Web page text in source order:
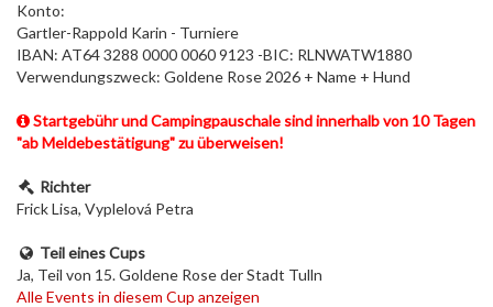
Konto:
Gartler-Rappold Karin - Turniere
IBAN: AT64 3288 0000 0060 9123 -BIC: RLNWATW1880
Verwendungszweck: Goldene Rose 2026 + Name + Hund
Startgebühr und Campingpauschale sind innerhalb von 10 Tagen
"ab Meldebestätigung" zu überweisen!
Richter
Frick Lisa, Vyplelová Petra
Teil eines Cups
Ja, Teil von 15. Goldene Rose der Stadt Tulln
Alle Events in diesem Cup anzeigen